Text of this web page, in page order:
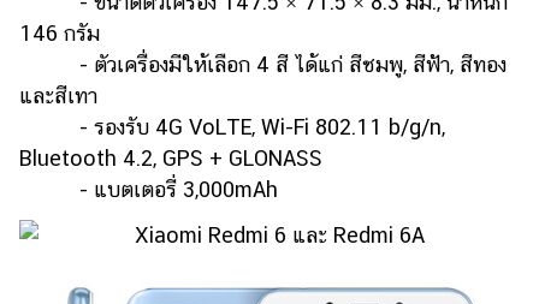
146 กรัม
- ตัวเครื่องมีให้เลือก 4 สี ได้แก่ สีชมพู, สีฟ้า, สีทอง
และสีเทา
- รองรับ 4G VoLTE, Wi-Fi 802.11 b/g/n,
Bluetooth 4.2, GPS + GLONASS
- แบตเตอรี่ 3,000mAh